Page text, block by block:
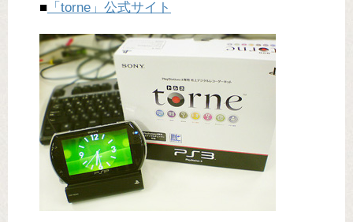
■ 「torne」公式サイト